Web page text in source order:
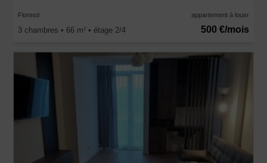
Floresti appartement à louer
3 chambres • 66 m2 • étage 2/4 500 €/mois